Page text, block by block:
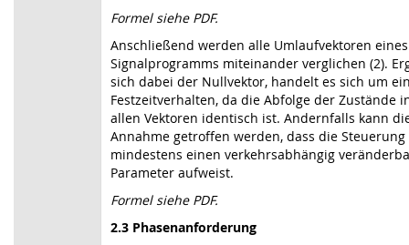
Formel siehe PDF.
Anschließend werden alle Umlaufvektoren eines
Signalprogramms miteinander verglichen (2).
sich dabei der Nullvektor, handelt es sich um
Festzeitverhalten, da die Abfolge der Zustände
allen Vektoren identisch ist. Andernfalls kann
Annahme getroffen werden, dass die Steuerung
mindestens einen verkehrsabhängig
Parameter aufweist.
Formel siehe PDF.
2.3 Phasenanforderung